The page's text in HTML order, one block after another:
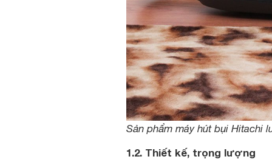
Sản phẩm máy hút bụi Hitachi
1.2. Thiết kế, trọng lượng